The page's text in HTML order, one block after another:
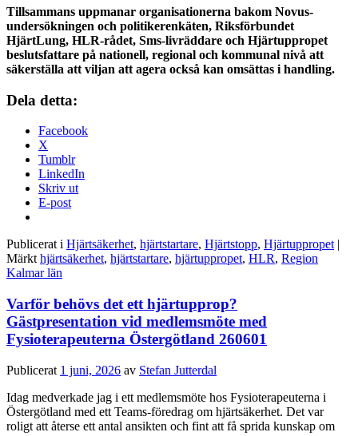
Tillsammans uppmanar organisationerna bakom Novus-
undersökningen och politikerenkäten, Riksförbundet
HjärtLung, HLR-rådet, Sms-livräddare och Hjärtuppropet
beslutsfattare på nationell, regional och kommunal nivå att
säkerställa att viljan att agera också kan omsättas i handling.
Dela detta:
Facebook
X
Tumblr
LinkedIn
Skriv ut
E-post
Publicerat i Hjärtsäkerhet, hjärtstartare, Hjärtstopp, Hjärtuppropet |
Märkt hjärtsäkerhet, hjärtstartare, hjärtuppropet, HLR, Region
Kalmar län
Varför behövs det ett hjärtupprop?
Gästpresentation vid medlemsmöte med
Fysioterapeuterna Östergötland 260601
Publicerat 1 juni, 2026 av Stefan Jutterdal
Idag medverkade jag i ett medlemsmöte hos Fysioterapeuterna i
Östergötland med ett Teams-föredrag om hjärtsäkerhet. Det var
roligt att återse ett antal ansikten och fint att få sprida kunskap om